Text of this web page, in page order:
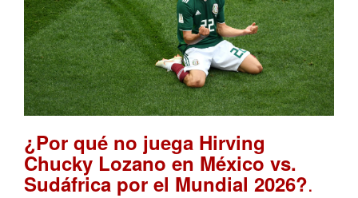
¿Por qué no juega Hirving
Chucky Lozano en México vs.
Sudáfrica por el Mundial 2026?.